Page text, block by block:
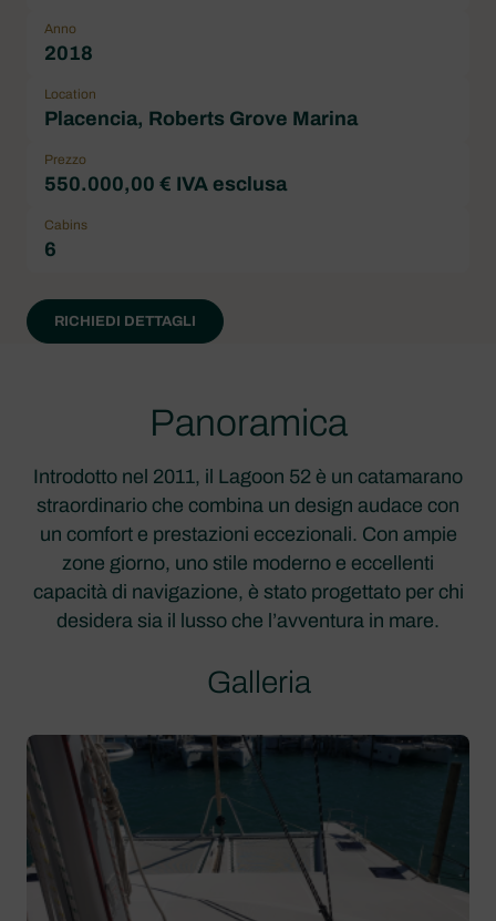
Anno
2018
Location
Placencia, Roberts Grove Marina
Prezzo
550.000,00 € IVA esclusa
Cabins
6
RICHIEDI DETTAGLI
Panoramica
Introdotto nel 2011, il Lagoon 52 è un catamarano
straordinario che combina un design audace con
un comfort e prestazioni eccezionali. Con ampie
zone giorno, uno stile moderno e eccellenti
capacità di navigazione, è stato progettato per chi
desidera sia il lusso che l’avventura in mare.
Galleria